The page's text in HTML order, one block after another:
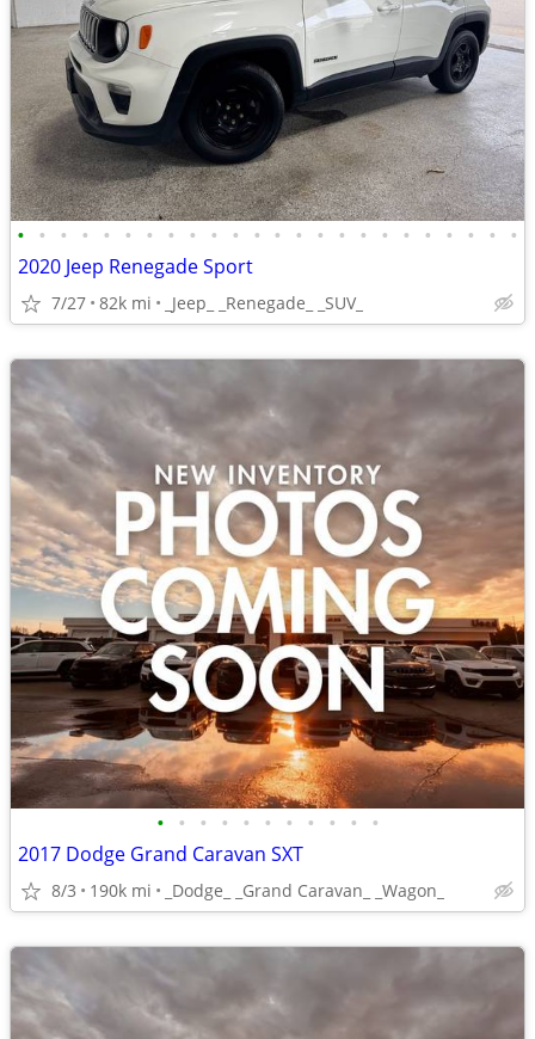
• • • • • • • • • • • • • • • • • • • • • • • •
2020 Jeep Renegade Sport
7/27 82k mi _Jeep_ _Renegade_ _SUV_
• • • • • • • • • • •
2017 Dodge Grand Caravan SXT
8/3 190k mi _Dodge_ _Grand Caravan_ _Wagon_